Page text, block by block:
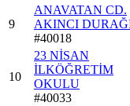
9
ANAVATAN CD.
AKINCI
#40018
10
23 NİSAN
İLKÖĞRETİM
OKULU
#40033